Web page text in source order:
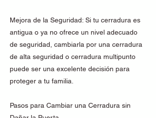
Mejora de la Seguridad: Si tu cerradura es
antigua o ya no ofrece un nivel adecuado
de seguridad, cambiarla por una cerradura
de alta seguridad o cerradura multipunto
puede ser una excelente decisión para
proteger a tu familia.
Pasos para Cambiar una Cerradura sin